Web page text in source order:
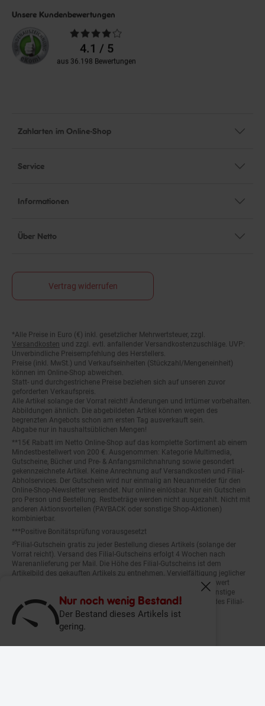
Nur noch wenig Bestand!
Der Bestand dieses Artikels ist
gering.
Fenster
Unsere Kundenbewertungen
Durchschnittliche
Bewertungen4.1 / 5
aus 36.198 Bewertungen
Zahlarten im Online-Shop
Service
Informationen
Über Netto
Vertrag widerrufen
Fußnoten
*Alle Preise in Euro (€) inkl. gesetzlicher Mehrwertsteuer, zzgl.
Versandkostenund zzgl. evtl. anfallender Versandkostenzuschläge. UVP:
Unverbindliche Preisempfehlung des Herstellers.
Preise (inkl. MwSt.) und Verkaufseinheiten (Stückzahl/Mengeneinheit)
können im Online-Shop abweichen.
Statt- und durchgestrichene Preise beziehen sich auf unseren zuvor
geforderten Verkaufspreis.
Alle Artikel solange der Vorrat reicht! Änderungen und Irrtümer vorbehalten.
Abbildungen ähnlich. Die abgebildeten Artikel können wegen des
begrenzten Angebots schon am ersten Tag ausverkauft sein.
Abgabe nur in haushaltsüblichen Mengen!
**15€ Rabatt im Netto Online-Shop auf das komplette Sortiment ab einem
Mindestbestellwert von 200 €. Ausgenommen: Kategorie Multimedia,
Gutscheine, Bücher und Pre- & Anfangsmilchnahrung sowie gesondert
gekennzeichnete Artikel. Keine Anrechnung auf Versandkosten und Filial-
Abholservices. Der Gutschein wird nur einmalig an Neuanmelder für den
Online-Shop-Newsletter versendet. Nur online einlösbar. Nur ein Gutschein
pro Person und Bestellung. Restbeträge werden nicht ausgezahlt. Nicht mit
anderen Aktionsvorteilen (PAYBACK oder sonstige Shop-Aktionen)
kombinierbar.
***Positive Bonitätsprüfung vorausgesetzt
²⁰Filial-Gutschein gratis zu jeder Bestellung dieses Artikels (solange der
Vorrat reicht). Versand des Filial-Gutscheins erfolgt 4 Wochen nach
Warenanlieferung per Mail. Die Höhe des Filial-Gutscheins ist dem
Artikelbild des gekauften Artikels zu entnehmen. Vervielfältigung jeglicher
Art nicht gestattet. Der Filial-Gutschein ist ohne Mindesteinkaufswert
einlösbar. Nicht mit anderen Aktionsvorteilen (PAYBACK oder sonstige
Shop-Aktionen) kombinierbar. Der jeweilige Gültigkeitszeitraum des Filial-
Gutscheins ist darauf vermerkt.